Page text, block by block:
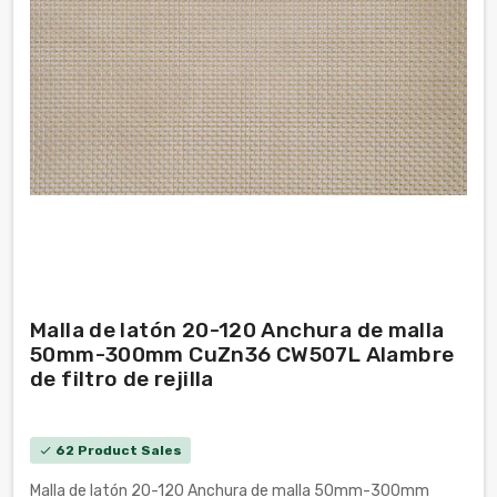
Malla de latón 20-120 Anchura de malla
50mm-300mm CuZn36 CW507L Alambre
de filtro de rejilla
check 62 Product Sales
Malla de latón 20-120 Anchura de malla 50mm-300mm